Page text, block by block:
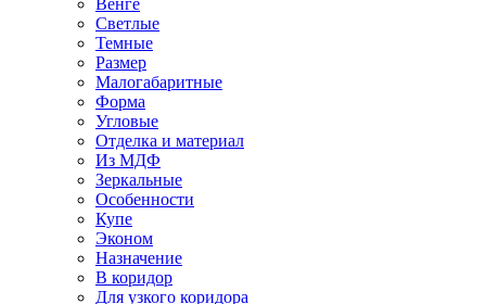
Венге
Светлые
Темные
Размер
Малогабаритные
Форма
Угловые
Отделка и материал
Из МДФ
Зеркальные
Особенности
Купе
Эконом
Назначение
В коридор
Для узкого коридора